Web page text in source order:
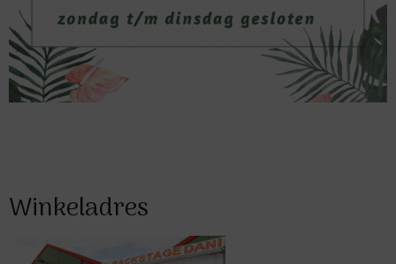
Winkeladres